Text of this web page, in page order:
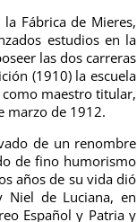
Fábrica de Mieres,
estudios en la
las dos carreras
(1910) la escuela
maestro titular,
marzo de 1912.
de un renombre
de fino humorismo
años de su vida dió
Niel de Luciana, en
Español y Patria y